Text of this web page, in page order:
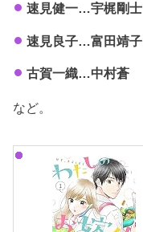
速見健一…宇梶剛士
速見良子…富田靖子
古賀一織…中村蒼
など。